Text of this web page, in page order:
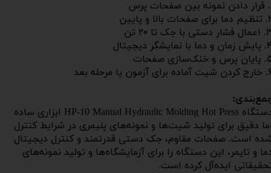
و پایین
جک تا ۲۰ تن
دیجیتال
صفحات
یا مرحله بعد
دستگاه HP-10 Manual Hydraulic Molding Hot Press ابزاری ساده
دقیق برای تولید شیت‌ها و نمونه‌های پلیمری در شرایط کنترل
است. صفحات مقاوم، جک دستی قدرتمند و کنترل دیجیتال
و تایمر، این دستگاه را برای آزمایشگاه‌ها و تولید نمونه‌های
ایده‌آل کرده است.​​​​​​​